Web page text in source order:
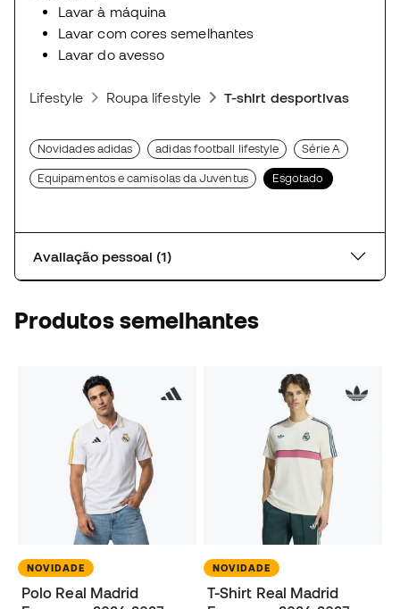
Lavar à máquina
Lavar com cores semelhantes
Lavar do avesso
Lifestyle Roupa lifestyle T-shirt desportivas
Novidades adidas adidas football lifestyle Série A
Equipamentos e camisolas da Juventus Esgotado
Avaliação pessoal (1)
Produtos semelhantes
NOVIDADE
Polo Real Madrid
NOVIDADE
T-Shirt Real Madrid